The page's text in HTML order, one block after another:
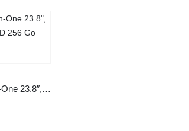
POSLUX X24-6 – PC All-in-One 23.8″, Intel Core i5, 8 Go RAM, SSD 256 Go